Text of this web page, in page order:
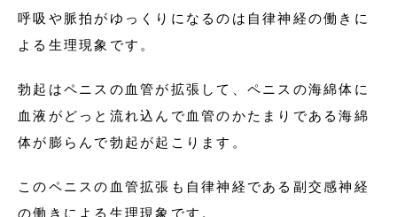
呼吸や脈拍がゆっくりになるのは自律神経の働きに
よる生理現象です。
勃起はペニスの血管が拡張して、ペニスの海綿体に
血液がどっと流れ込んで血管のかたまりである海綿
体が膨らんで勃起が起こります。
このペニスの血管拡張も自律神経である副交感神経
の働きによる生理現象です。